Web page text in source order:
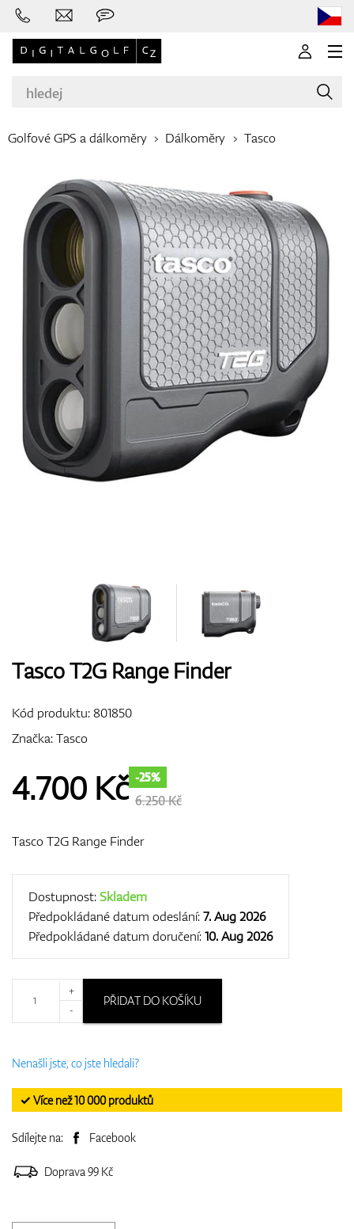
Golfové hole
Oblečení
Boty
Rukavice
GPS/Dálkoměry
Dárkové poukazy
Golfové GPS a dálkoměry Dálkoměry Tasco
Tasco T2G Range Finder
Kód produktu:801850
Značka:Tasco
4.700 Kč -25%
6.250 Kč
Tasco T2G Range Finder
Dostupnost:Skladem
Předpokládané datum odeslání:7. Aug 2026
Předpokládané datum doručení:10. Aug 2026
+
-
PŘIDAT DO KOŠÍKU
Nenašli jste, co jste hledali?
✓ Více než 10 000 produktů
Sdílejte na: Facebook
Doprava 99 Kč